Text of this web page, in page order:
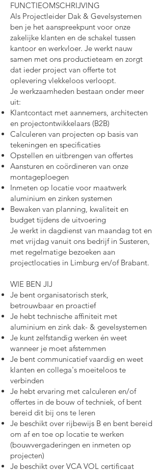
FUNCTIEOMSCHRIJVING
Als Projectleider Dak & Gevelsystemen
ben je het aanspreekpunt voor onze
zakelijke klanten en de schakel tussen
kantoor en werkvloer. Je werkt nauw
samen met ons productieteam en zorgt
dat ieder project van offerte tot
oplevering vlekkeloos verloopt.
Je werkzaamheden bestaan onder meer
uit:
Klantcontact met aannemers, architecten
en projectontwikkelaars (B2B)
Calculeren van projecten op basis van
tekeningen en specificaties
Opstellen en uitbrengen van offertes
Aansturen en coördineren van onze
montageploegen
Inmeten op locatie voor maatwerk
aluminium en zinken systemen
Bewaken van planning, kwaliteit en
budget tijdens de uitvoering
Je werkt in dagdienst van maandag tot en
met vrijdag vanuit ons bedrijf in Susteren,
met regelmatige bezoeken aan
projectlocaties in Limburg en/of Brabant.
WIE BEN JIJ
Je bent organisatorisch sterk,
betrouwbaar en proactief
Je hebt technische affiniteit met
aluminium en zink dak- & gevelsystemen
Je kunt zelfstandig werken én weet
wanneer je moet afstemmen
Je bent communicatief vaardig en weet
klanten en collega's moeiteloos te
verbinden
Je hebt ervaring met calculeren en/of
offertes in de bouw of techniek, of bent
bereid dit bij ons te leren
Je beschikt over rijbewijs B en bent bereid
om af en toe op locatie te werken
(bouwvergaderingen en inmeten op
projecten)
Je beschikt over VCA VOL certificaat